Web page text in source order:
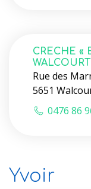
CRECHE «
WALCOURT
Rue des
5651
0476 86
Yvoir